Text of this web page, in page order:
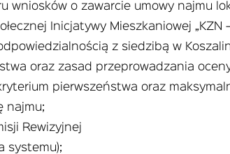
o zawarcie umowy najmu
Inicjatywy Mieszkaniowej „KZN
z siedzibą w
oraz zasad przeprowadzania
pierwszeństwa oraz
najmu;
Rewizyjnej
systemu);